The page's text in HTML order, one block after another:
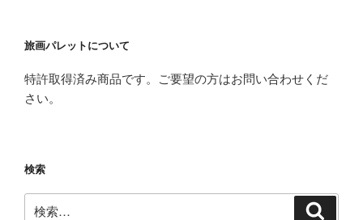
旅画パレットについて
特許取得済み商品です。ご要望の方はお問い合わせくだ
さい。
検索